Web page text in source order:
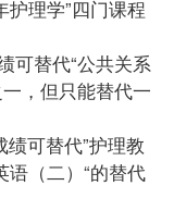
护理学”四门课程
可替代“公共关系
，但只能替代一
可替代”护理教
语（二）“的替代